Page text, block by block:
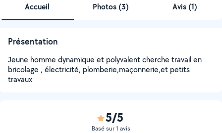
Accueil Photos (3) Avis (1)
Présentation
Jeune homme dynamique et polyvalent cherche travail en
bricolage , électricité, plomberie,maçonnerie,et petits
travaux
5/5
Basé sur 1 avis